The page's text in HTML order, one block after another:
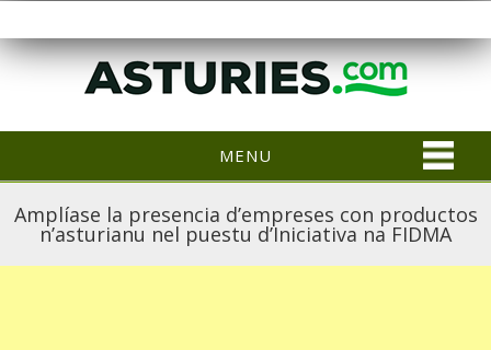
MENU
Amplíase la presencia d’empreses con productos
n’asturianu nel puestu d’Iniciativa na FIDMA